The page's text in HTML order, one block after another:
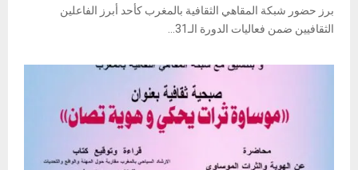
برز حضور شبكة المقاهي الثقافية بالمغرب كأحد أبرز الفاعلين
الثقافيين ضمن فعاليات الدورة الـ31...